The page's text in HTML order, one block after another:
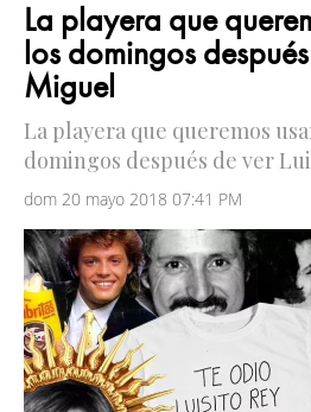
La playera que
los domingos
Miguel
La playera que queremos
domingos después de ver
dom 20 mayo 2018 07:41 PM